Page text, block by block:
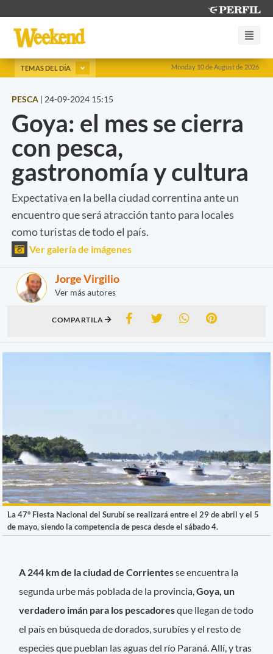
Monday 10 de August de 2026
TEMAS DEL DÍA
PESCA | 24-09-2024 15:15
Goya: el mes se cierra
con pesca,
gastronomía y cultura
Expectativa en la bella ciudad correntina ante un
encuentro que será atracción tanto para locales
como turistas de todo el país.
Ver galería de imágenes
Jorge Virgilio
Ver más autores
COMPARTILA
La 47° Fiesta Nacional del Surubí se realizará entre el 29 de abril y el 5
de mayo, siendo la competencia de pesca desde el sábado 4.
A 244 km de la ciudad de Corrientesse encuentra la
segunda urbe más poblada de la provincia,Goya, un
verdadero imán para los pescadoresque llegan de todo
el país en búsqueda de dorados, surubíes y el resto de
especies que pueblan las aguas del río Paraná. Allí, y tras